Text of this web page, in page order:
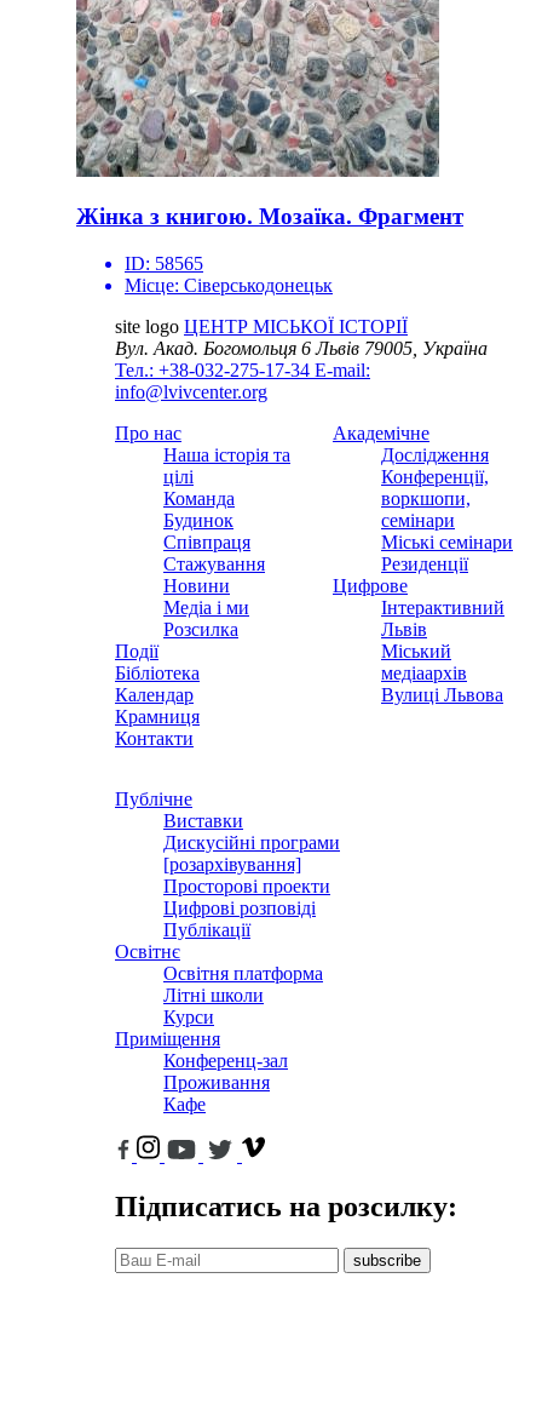
Жінка з книгою. Мозаїка. Фрагмент
ID: 58565
Місце: Сіверськодонецьк
site logo ЦЕНТР МІСЬКОЇ ІСТОРІЇ
Вул. Акад. Богомольця 6Львів 79005, Україна
Тел.: +38-032-275-17-34 E-mail:
info@lvivcenter.org
Про нас
Наша історія та
цілі
Команда
Будинок
Співпраця
Стажування
Новини
Медіа і ми
Розсилка
Події
Бібліотека
Календар
Крамниця
Контакти
Академічне
Дослідження
Конференції,
воркшопи,
семінари
Міські семінари
Резиденції
Цифрове
Інтерактивний
Львів
Міський
медіаархів
Вулиці Львова
Публічне
Виставки
Дискусійні програми
[розархівування]
Просторові проекти
Цифрові розповіді
Публікації
Освітнє
Освітня платформа
Літні школи
Курси
Приміщення
Конференц-зал
Проживання
Кафе
Підписатись на розсилку:
subscribe